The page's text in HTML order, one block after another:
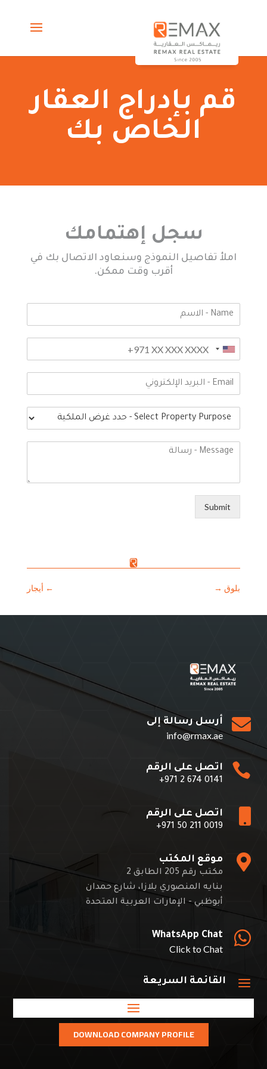
قم بإدراج العقار
الخاص بك
سجل إهتمامك
املأ تفاصيل النموذج وسنعاود الاتصال بك في
أقرب وقت ممكن.
Submit
← أيجار بلوق→
 أرسل رسالة إلى
info@rmax.ae
 اتصل على الرقم
+971 2 674 0141
اتصل على الرقم
+971 50 211 0019
 موقع المكتب
مكتب رقم 205 الطابق 2
بنايه المنصوري بلازا، شارع حمدان
أبوظبي - الإمارات العربية المتحدة

WhatsApp Chat
Click to Chat
a القائمة السريعة
DOWNLOAD COMPANY PROFILE